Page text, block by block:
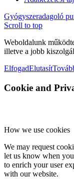
Gyógyszeradagoló
Scroll to top
Weboldalunk
illetve a jobb
ElfogadElutasít
Cookie and
How we use cookies
We may request
let us know when
to enrich your user
with our website.